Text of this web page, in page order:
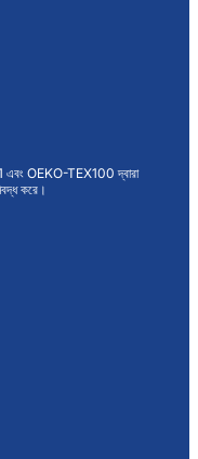
এবং OEKO-TEX100 দ্বারা
করে।